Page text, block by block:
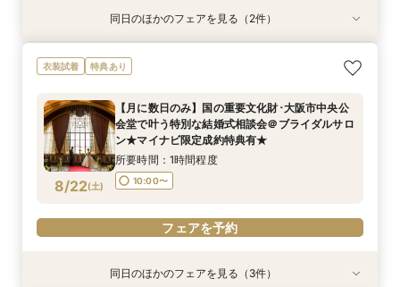
特典あり
8/21(金
【フォト相談会】国の重要文化財･大阪市中央公
会堂で叶えるフォトウエディング相談会＠ブライ
所要時間：1時間程度
10:00〜
フェアを予約
8/21(金
【月に数日のみ】国の重要文化財･大阪市中央公
会堂で叶う特別な結婚式相談会＠オンライン★マ
所要時間：1時間程度
11:00〜
フェアを予約
同日のほかのフェアを見る（2件）
衣装試着 特典あり
8/22(土)
【月に数日のみ】国の重要文化財･大阪市中央公
会堂で叶う特別な結婚式相談会＠ブライダルサロ
ン★マイナビ限定成約特典有★
所要時間：1時間程度
10:00〜
フェアを予約
特典あり
特典あり同日のほかのフェアを見る（3件）